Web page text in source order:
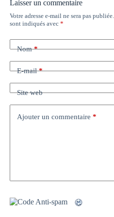
Laisser un commentaire
Votre adresse e-mail ne sera pas publiée.
sont indiqués avec *
Nom*
E-mail*
Site web
Ajouter un commentaire *